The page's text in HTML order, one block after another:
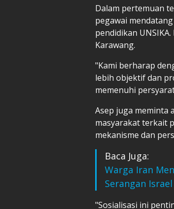
Dalam pertemuan
pegawai
pendidikan
Karawang.
"Kami berharap
lebih objektif dan
memenuhi
Asep juga meminta
masyarakat terkait
mekanisme dan
Baca Juga:
Warga Iran
Serangan
"Sosialisasi ini